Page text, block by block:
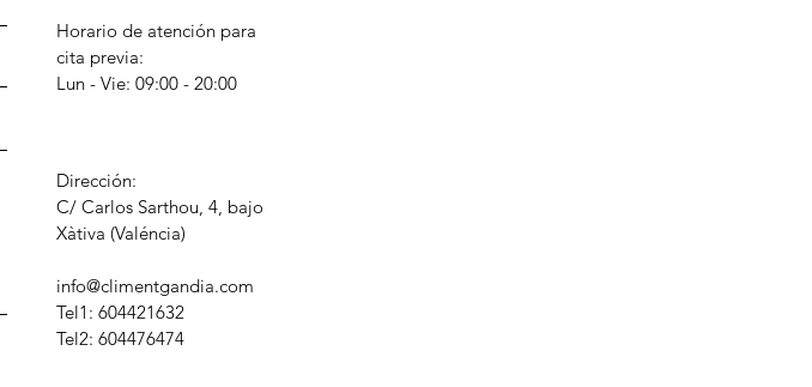
Horario de atención para
cita previa:
Lun - Vie: 09:00 - 20:00
Dirección:
C/ Carlos Sarthou, 4, bajo
​Xàtiva (Valéncia)
info@climentgandia.com
Tel1: 604421632
Tel2: 604476474